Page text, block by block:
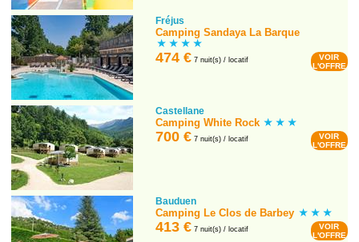
Fréjus
Camping Sandaya La Barque
474 € 7 nuit(s) / locatif
VOIR
L'OFFRE
Castellane
Camping White Rock
700 € 7 nuit(s) / locatif
VOIR
L'OFFRE
Bauduen
Camping Le Clos de Barbey
413 € 7 nuit(s) / locatif
VOIR
L'OFFRE